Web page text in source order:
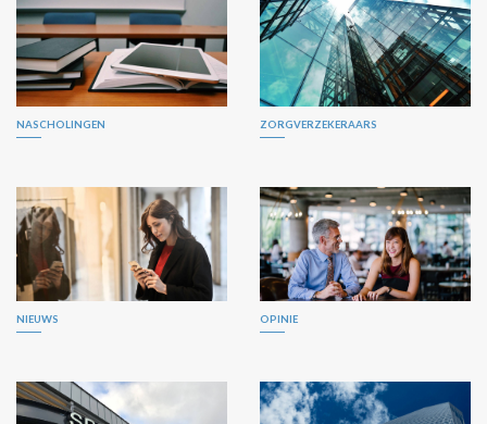
NASCHOLINGEN ZORGVERZEKERAARS
NIEUWS OPINIE